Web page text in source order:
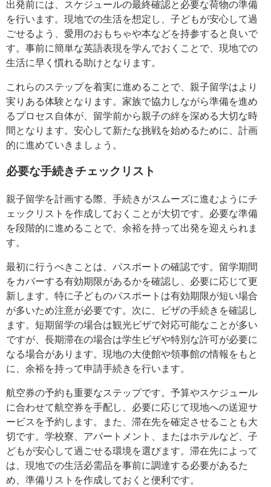
出発前には、スケジュールの最終確認と必要な荷物の準備
を行います。現地での生活を想定し、子どもが安心して過
ごせるよう、愛用のおもちゃや本などを持参すると良いで
す。事前に簡単な英語表現を学んでおくことで、現地での
生活に早く慣れる助けとなります。
これらのステップを着実に進めることで、親子留学はより
実りある体験となります。家族で協力しながら準備を進め
るプロセス自体が、留学前から親子の絆を深める大切な時
間となります。安心して新たな挑戦を始めるために、計画
的に進めていきましょう。
必要な手続きチェックリスト
親子留学を計画する際、手続きがスムーズに進むようにチ
ェックリストを作成しておくことが大切です。必要な準備
を段階的に進めることで、余裕を持って出発を迎えられま
す。
最初に行うべきことは、パスポートの確認です。留学期間
をカバーする有効期限があるかを確認し、必要に応じて更
新します。特に子どものパスポートは有効期限が短い場合
が多いため注意が必要です。次に、ビザの手続きを確認し
ます。短期留学の場合は観光ビザで対応可能なことが多い
ですが、長期滞在の場合は学生ビザや特別な許可が必要に
なる場合があります。現地の大使館や領事館の情報をもと
に、余裕を持って申請手続きを行います。
航空券の予約も重要なステップです。予算やスケジュール
に合わせて航空券を手配し、必要に応じて現地への送迎サ
ービスを予約します。また、滞在先を確定させることも大
切です。学校寮、アパートメント、またはホテルなど、子
どもが安心して過ごせる環境を選びます。滞在先によって
は、現地での生活必需品を事前に調達する必要があるた
め、準備リストを作成しておくと便利です。